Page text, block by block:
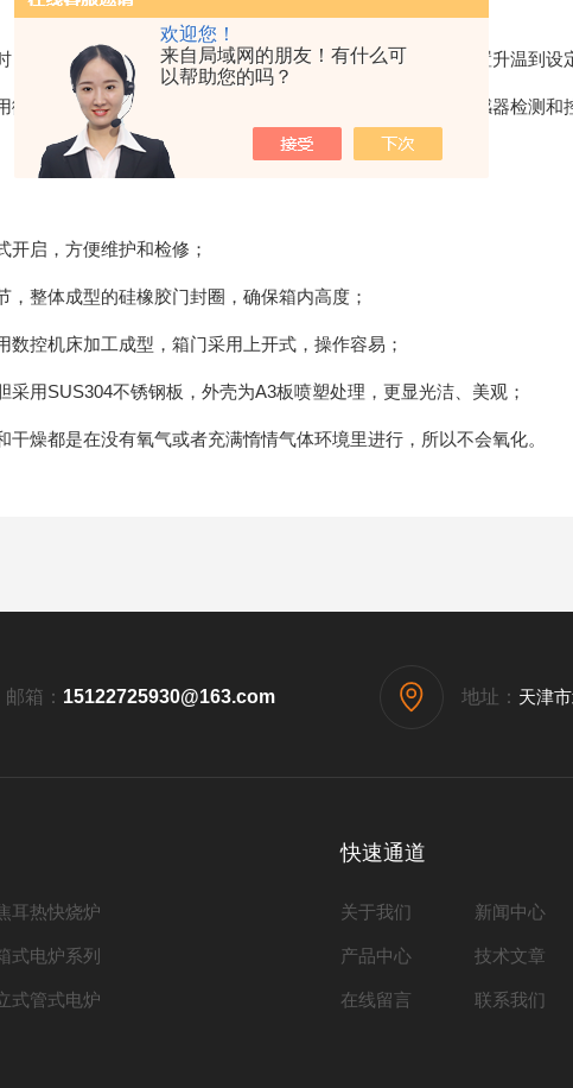
欢迎您！
来自局域网的朋友！有什么可
以帮助您的吗？
动断电并发出报警信号；当温度设定值时再次启动加热装置升温到设
脑控制电路板可任意调节工作状态和运行时间；采用传感器检测和
启，方便维护和检修；
整体成型的硅橡胶门封圈，确保箱内高度；
控机床加工成型，箱门采用上开式，操作容易；
用SUS304不锈钢板，外壳为A3板喷塑处理，更显光洁、美观；
燥都是在没有氧气或者充满惰情气体环境里进行，所以不会氧化。
邮箱： 15122725930@163.com 地址： 天津
耳热快烧炉
式电炉系列
式管式电炉
快速通道
关于我们 新闻中心
产品中心 技术文章
在线留言 联系我们